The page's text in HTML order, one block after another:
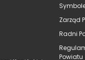
Zarząd
Radni
Powiatu